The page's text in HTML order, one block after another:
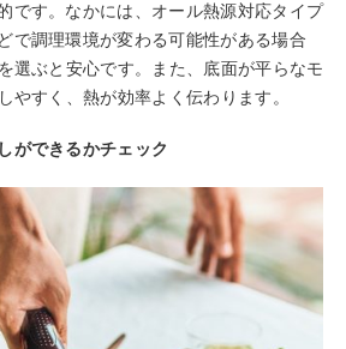
です。なかには、オール熱源対応タイプ
で調理環境が変わる可能性がある場合
選ぶと安心です。また、底面が平らなモ
やすく、熱が効率よく伝わります。
ができるかチェック